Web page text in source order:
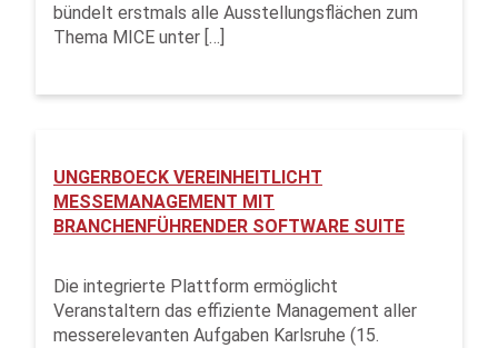
bündelt erstmals alle Ausstellungsflächen zum
Thema MICE unter […]
UNGERBOECK VEREINHEITLICHT
MESSEMANAGEMENT MIT
BRANCHENFÜHRENDER SOFTWARE SUITE
Die integrierte Plattform ermöglicht
Veranstaltern das effiziente Management aller
messerelevanten Aufgaben Karlsruhe (15.